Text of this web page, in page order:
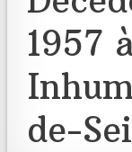
1957
de-